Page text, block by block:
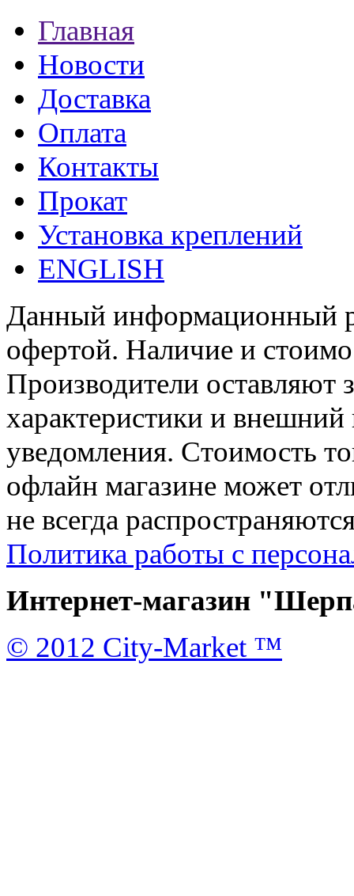
Главная
Новости
Доставка
Оплата
Контакты
Прокат
Установка креплений
ENGLISH
Данный информационный
офертой. Наличие и
Производители оставляют
характеристики и внешний
уведомления. Стоимость
офлайн магазине может
не всегда
Политика работы с
Интернет-магазин
© 2012 City-Market ™